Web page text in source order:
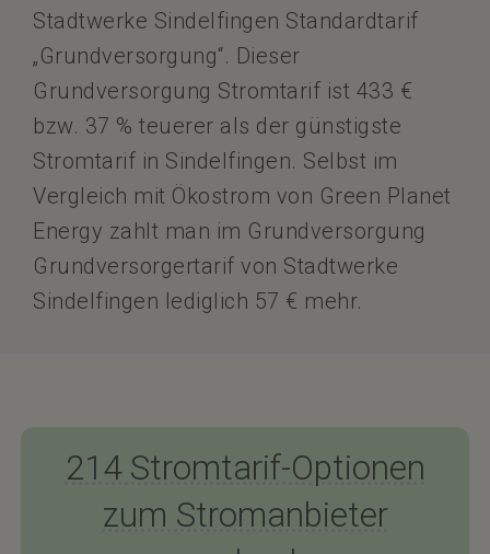
Stadtwerke Sindelfingen Standardtarif
„Grundversorgung“. Dieser
Grundversorgung Stromtarif ist 433 €
bzw. 37 % teuerer als der günstigste
Stromtarif in Sindelfingen. Selbst im
Vergleich mit Ökostrom von Green Planet
Energy zahlt man im Grundversorgung
Grundversorgertarif von Stadtwerke
Sindelfingen lediglich 57 € mehr.
214 Stromtarif-Optionen
zum Stromanbieter